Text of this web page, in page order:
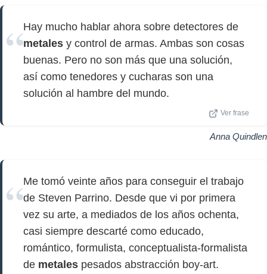
Hay mucho hablar ahora sobre detectores de
metales y control de armas. Ambas son cosas
buenas. Pero no son más que una solución,
así como tenedores y cucharas son una
solución al hambre del mundo.
Ver frase
Anna Quindlen
Me tomó veinte años para conseguir el trabajo
de Steven Parrino. Desde que vi por primera
vez su arte, a mediados de los años ochenta,
casi siempre descarté como educado,
romántico, formulista, conceptualista-formalista
de metales pesados ​​abstracción boy-art.